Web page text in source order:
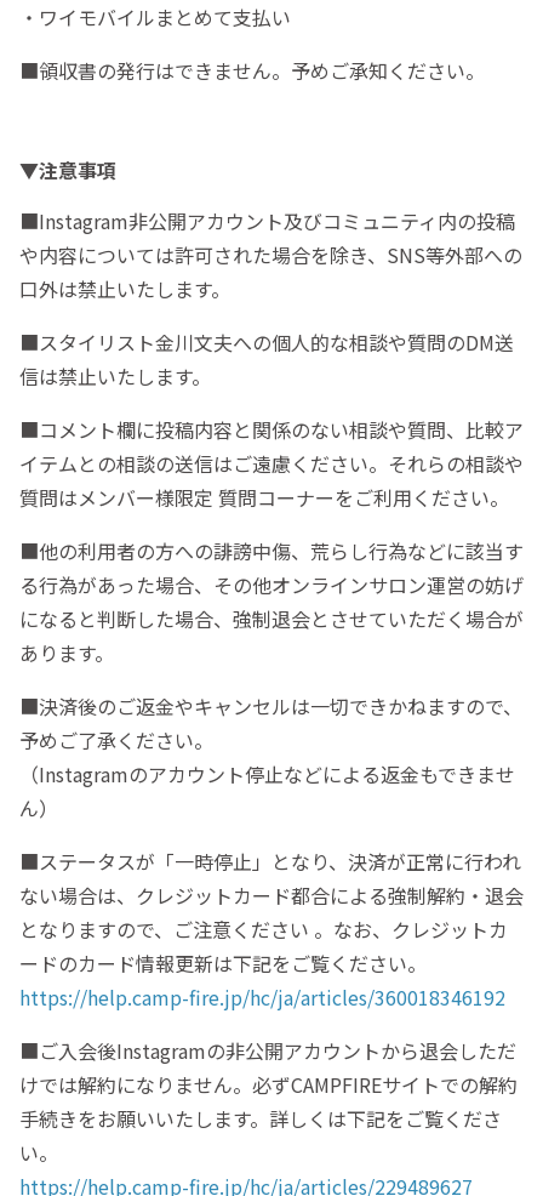
・ワイモバイルまとめて支払い
■領収書の発行はできません。予めご承知ください。
▼注意事項
■Instagram非公開アカウント及びコミュニティ内の投稿
や内容については許可された場合を除き、SNS等外部への
口外は禁止いたします。
■スタイリスト金川文夫への個人的な相談や質問のDM送
信は禁止いたします。
■コメント欄に投稿内容と関係のない相談や質問、比較ア
イテムとの相談の送信はご遠慮ください。それらの相談や
質問はメンバー様限定 質問コーナーをご利用ください。
■他の利用者の方への誹謗中傷、荒らし行為などに該当す
る行為があった場合、その他オンラインサロン運営の妨げ
になると判断した場合、強制退会とさせていただく場合が
あります。
■決済後のご返金やキャンセルは一切できかねますので、
予めご了承ください。
（Instagramのアカウント停止などによる返金もできませ
ん）
■ステータスが「一時停止」となり、決済が正常に行われ
ない場合は、クレジットカード都合による強制解約・退会
となりますので、ご注意ください 。なお、クレジットカ
ードのカード情報更新は下記をご覧ください。
https://help.camp-fire.jp/hc/ja/articles/360018346192
■ご入会後Instagramの非公開アカウントから退会しただ
けでは解約になりません。必ずCAMPFIREサイトでの解約
手続きをお願いいたします。詳しくは下記をご覧くださ
い。
https://help.camp-fire.jp/hc/ja/articles/229489627